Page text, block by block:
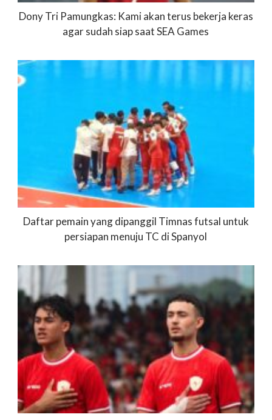
Dony Tri Pamungkas: Kami akan terus bekerja keras
agar sudah siap saat SEA Games
Daftar pemain yang dipanggil Timnas futsal untuk
persiapan menuju TC di Spanyol